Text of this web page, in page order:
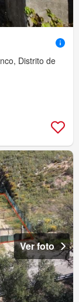
Distrito de
Ver foto